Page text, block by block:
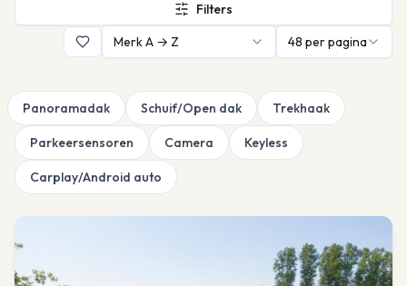
Filters
Merk A → Z
48 per pagina
Panoramadak Schuif/Open dak Trekhaak
Parkeersensoren Camera Keyless
Carplay/Android auto